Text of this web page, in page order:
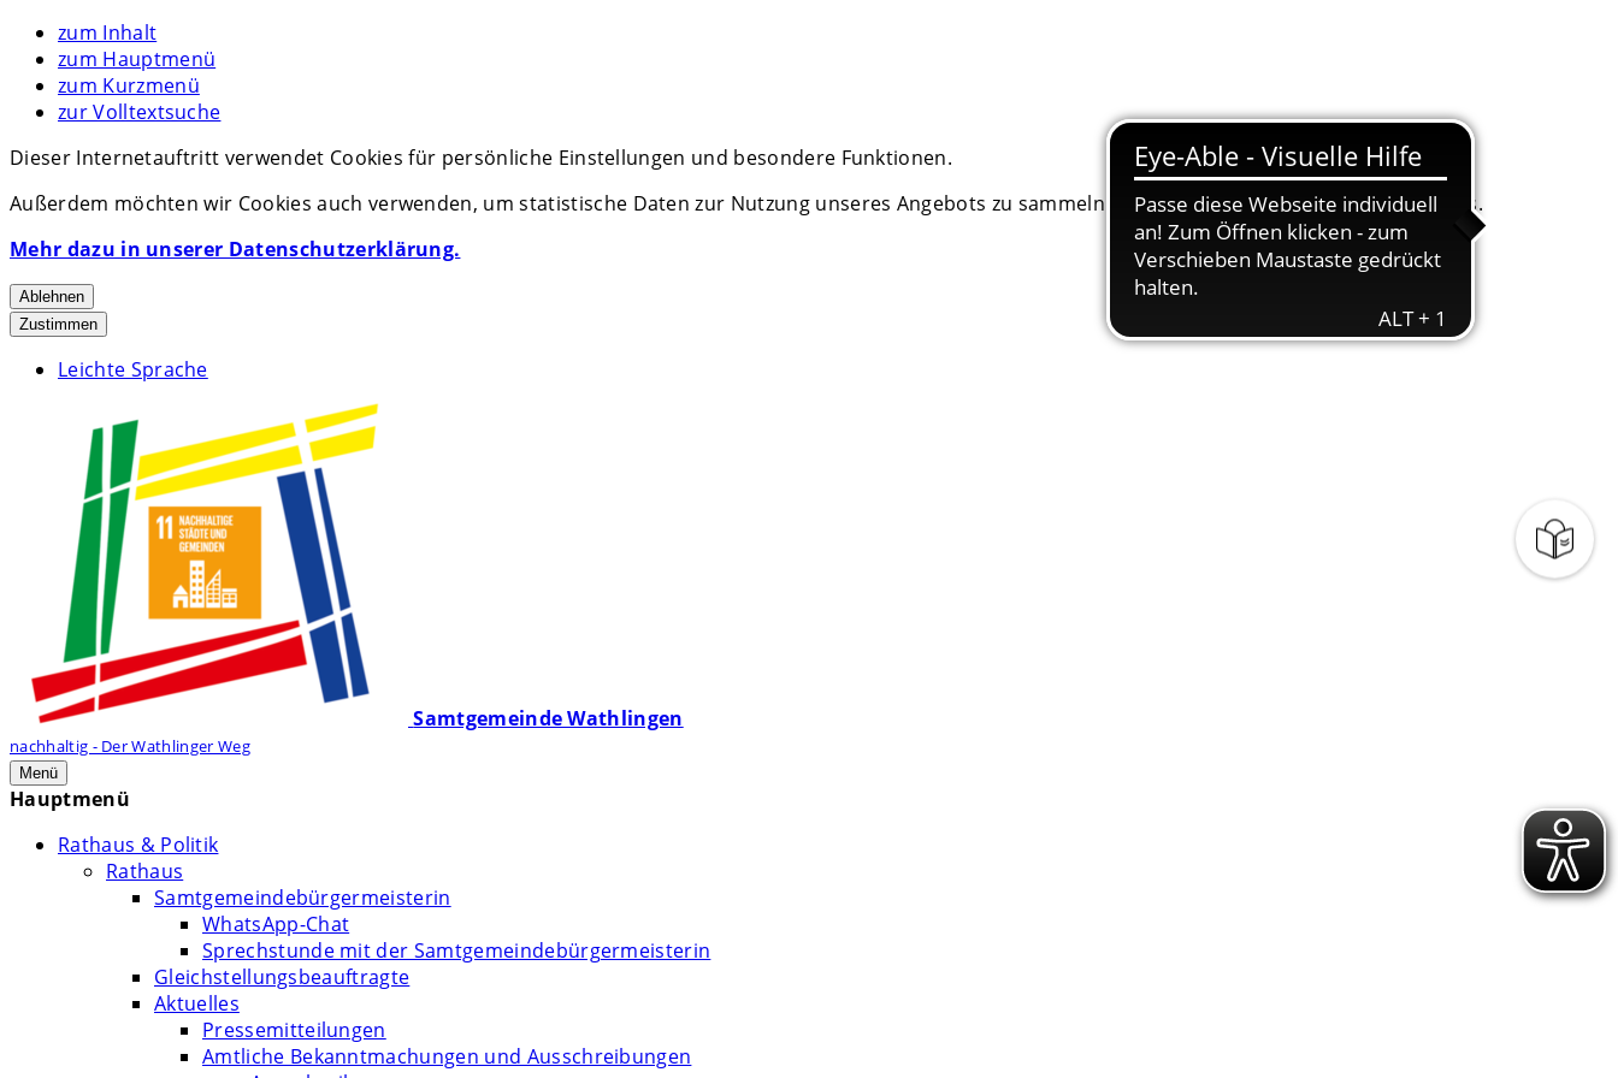
zum Inhalt
zum Hauptmenü
zum Kurzmenü
zur Volltextsuche
Dieser Internetauftritt verwendet Cookies für persönliche Einstellungen und besondere Funktionen.
Außerdem möchten wir Cookies auch verwenden, um statistische Daten zur Nutzung unseres Angebots zu sammeln. Dafür bitten wir um Ihr Einverständnis.
Mehr dazu in unserer Datenschutzerklärung.
Ablehnen
Zustimmen
Leichte Sprache
Samtgemeinde Wathlingen
nachhaltig - Der Wathlinger Weg
Menü
Hauptmenü
Rathaus & Politik
Rathaus
Samtgemeindebürgermeisterin
WhatsApp-Chat
Sprechstunde mit der Samtgemeindebürgermeisterin
Gleichstellungsbeauftragte
Aktuelles
Pressemitteilungen
Amtliche Bekanntmachungen und Ausschreibungen